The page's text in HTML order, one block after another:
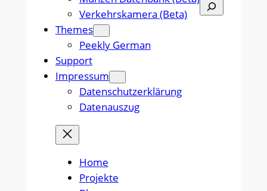
Verkehrskamera (Beta)
Themes
Peekly German
Support
Impressum
Datenschutzerklärung
Datenauszug
Suchen
Home
Projekte